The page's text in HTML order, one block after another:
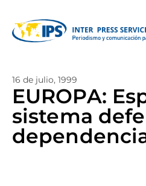
16 de julio, 1999
EUROPA:
sistema